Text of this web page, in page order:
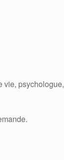
vie, psychologue,